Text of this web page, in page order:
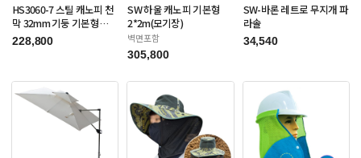
HS3060-7 스틸 캐노피 천
막 32mm 기둥 기본형
3X3m(주문제작품)
228,800
SW 하울 캐노피 기본형
2*2m(모기장)
벽면포함
305,800
SW-바론 레트로 무지개 파
라솔
34,540